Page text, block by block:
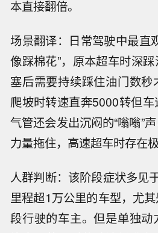
本直接翻倍。
场景翻译：日常驾驶中最直
像踩棉花”，原本超车时深
塞后需要持续踩住油门数
爬坡时转速直奔5000转但
气管还会发出沉闷的“嗡嗡”
力量拖住，高速超车时存在
人群判断：该阶段症状多见
里程超1万公里的车型，尤
段行驶的车主。但是单独